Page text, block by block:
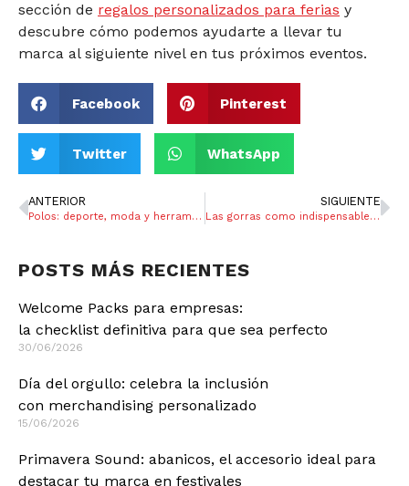
sección de regalos personalizados para ferias y
descubre cómo podemos ayudarte a llevar tu
marca al siguiente nivel en tus próximos eventos.
Facebook Pinterest
Twitter WhatsApp
ANTERIOR
Polos: deporte, moda y herramienta promocional con siglos de historia
SIGUIENTE
Las gorras como indispensable y estrella en el béisbol
POSTS MÁS RECIENTES
Welcome Packs para empresas:
la checklist definitiva para que sea perfecto
30/06/2026
Día del orgullo: celebra la inclusión
con merchandising personalizado
15/06/2026
Primavera Sound: abanicos, el accesorio ideal para
destacar tu marca en festivales